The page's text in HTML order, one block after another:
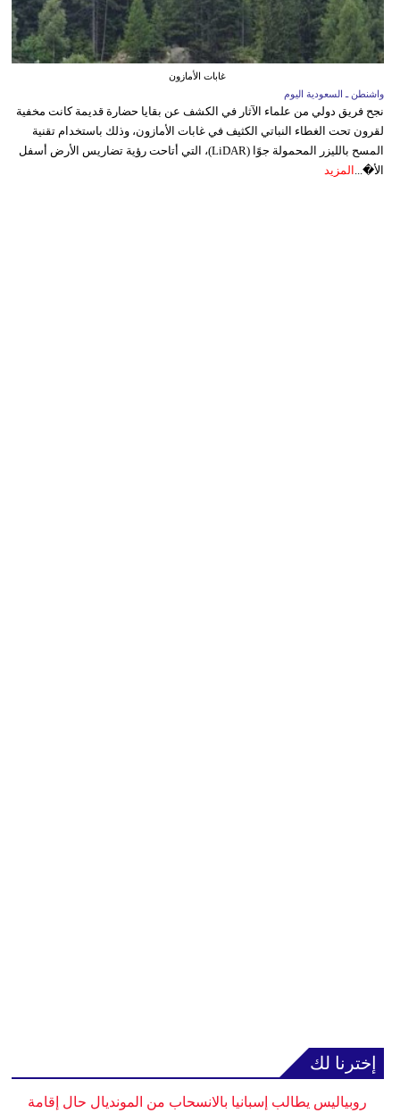
غابات الأمازون
واشنطن ـ السعودية اليوم
نجح فريق دولي من علماء الآثار في الكشف عن بقايا حضارة قديمة كانت مخفية
لقرون تحت الغطاء النباتي الكثيف في غابات الأمازون، وذلك باستخدام تقنية
المسح بالليزر المحمولة جوًا (LiDAR)، التي أتاحت رؤية تضاريس الأرض أسفل
الأ�... المزيد
إخترنا لك
روبياليس يطالب إسبانيا بالانسحاب من المونديال حال إقامة